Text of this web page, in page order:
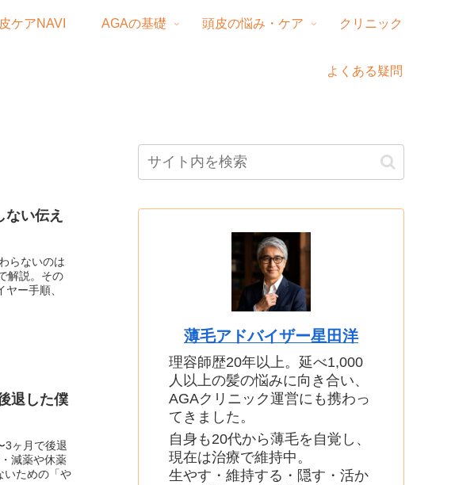
ケアNAVI AGAの基礎 頭皮の悩み・ケア クリニック
よくある疑問
い伝え
らないのは
解説。その
ー手順、
退した僕
3ヶ月で後退
減薬や休薬
いための「や
薄毛アドバイザー星田洋
理容師歴20年以上。延べ1,000
人以上の髪の悩みに向き合い、
AGAクリニック運営にも携わっ
てきました。
自身も20代から薄毛を自覚し、
現在は治療で維持中。
生やす・維持する・隠す・活か